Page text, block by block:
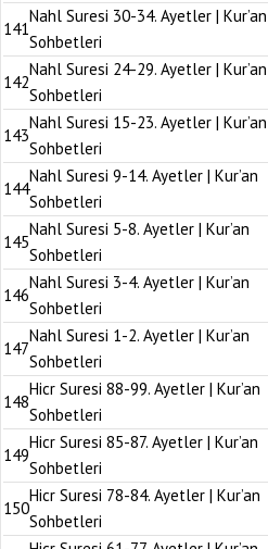
141
Nahl Suresi 30-34. Ayetler | Kur’an
Sohbetleri
142
Nahl Suresi 24-29. Ayetler | Kur’an
Sohbetleri
143
Nahl Suresi 15-23. Ayetler | Kur’an
Sohbetleri
144
Nahl Suresi 9-14. Ayetler | Kur’an
Sohbetleri
145
Nahl Suresi 5-8. Ayetler | Kur’an
Sohbetleri
146
Nahl Suresi 3-4. Ayetler | Kur’an
Sohbetleri
147
Nahl Suresi 1-2. Ayetler | Kur’an
Sohbetleri
148
Hicr Suresi 88-99. Ayetler | Kur’an
Sohbetleri
149
Hicr Suresi 85-87. Ayetler | Kur’an
Sohbetleri
150
Hicr Suresi 78-84. Ayetler | Kur’an
Sohbetleri